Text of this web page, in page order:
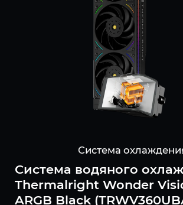
Система
Система водяного
Thermalright Wonder
ARGB Black